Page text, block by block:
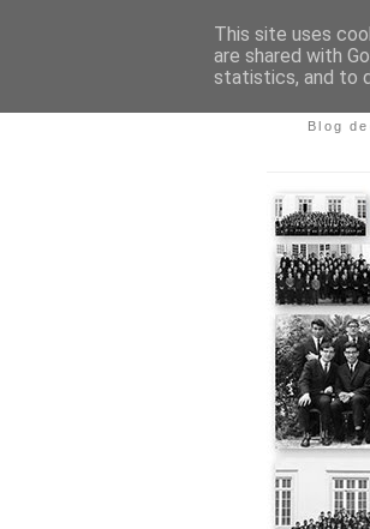
Blog
This site uses
are shared with
statistics, and to